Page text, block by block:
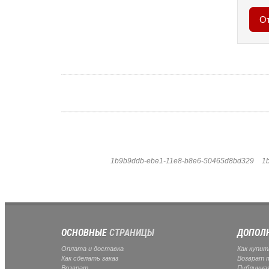
1b9b9ddb-ebe1-11e8-b8e6-50465d8bd329
ОСНОВНЫЕСТРАНИЦЫ
Оплата и доставка
Как сделать заказ
Возврат
Как
Возврат